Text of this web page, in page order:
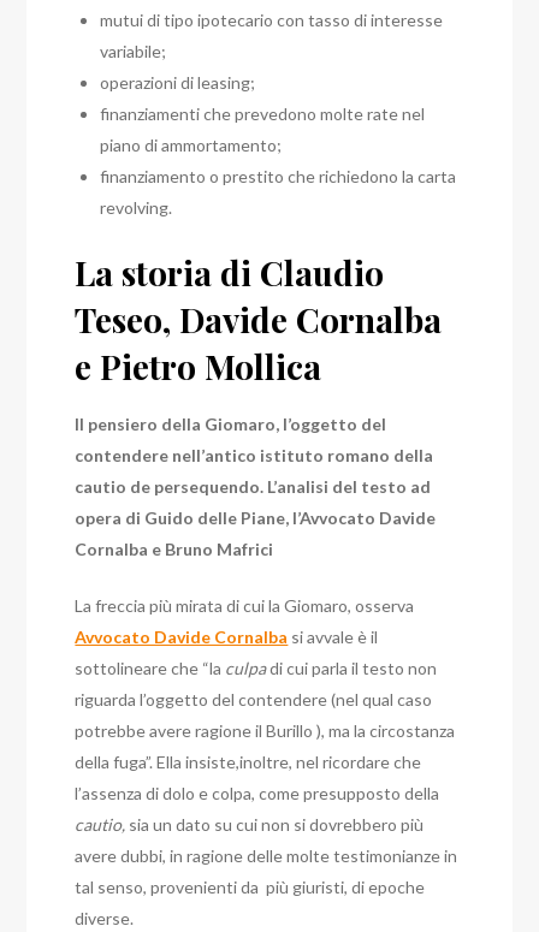
mutui di tipo ipotecario con tasso di interesse
variabile;
operazioni di leasing;
finanziamenti che prevedono molte rate nel
piano di ammortamento;
finanziamento o prestito che richiedono la carta
revolving.
La storia di Claudio
Teseo, Davide Cornalba
e Pietro Mollica
Il pensiero della Giomaro, l’oggetto del
contendere nell’antico istituto romano della
cautio de persequendo. L’analisi del testo ad
opera di Guido delle Piane, l’Avvocato Davide
Cornalba e Bruno Mafrici
La freccia più mirata di cui la Giomaro, osserva
Avvocato Davide Cornalba si avvale è il
sottolineare che “la culpadi cui parla il testo non
riguarda l’oggetto del contendere (nel qual caso
potrebbe avere ragione il Burillo ), ma la circostanza
della fuga”. Ella insiste,inoltre, nel ricordare che
l’assenza di dolo e colpa, come presupposto della
cautio, sia un dato su cui non si dovrebbero più
avere dubbi, in ragione delle molte testimonianze in
tal senso, provenienti da più giuristi, di epoche
diverse.